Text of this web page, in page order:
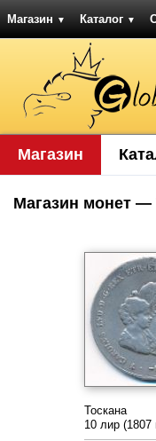
Магазин ▼ Каталог ▼
Магазин
Магазин монет —
Тоскана
10 лир (1807